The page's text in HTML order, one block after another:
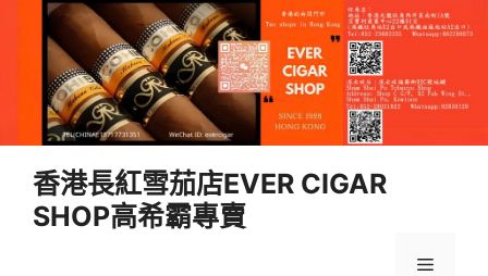
香港長紅雪茄店EVER CIGAR
SHOP高希霸專賣
選